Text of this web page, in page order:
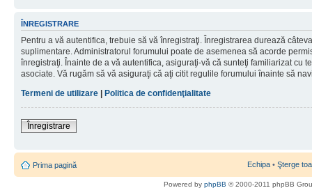
ÎNREGISTRARE
Pentru a vă autentifica, trebuie să vă înregistraţi. Înregistrarea durează
suplimentare. Administratorul forumului poate de asemenea să acorde
înregistraţi. Înainte de a vă autentifica, asiguraţi-vă că sunteţi familiarizat cu
asociate. Vă rugăm să vă asiguraţi că aţi citit regulile forumului înainte să
Termeni de utilizare | Politica de confidenţialitate
Înregistrare
Prima pagină Echipa • Şterge
Powered by phpBB © 2000-2011 phpBB